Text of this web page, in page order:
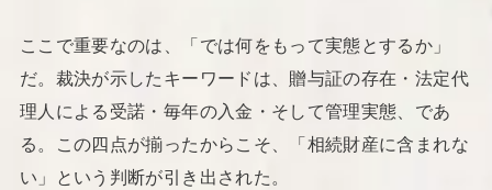
ここで重要なのは、「では何をもって実態とするか」
だ。裁決が示したキーワードは、贈与証の存在・法定代
理人による受諾・毎年の入金・そして管理実態、であ
る。この四点が揃ったからこそ、「相続財産に含まれな
い」という判断が引き出された。